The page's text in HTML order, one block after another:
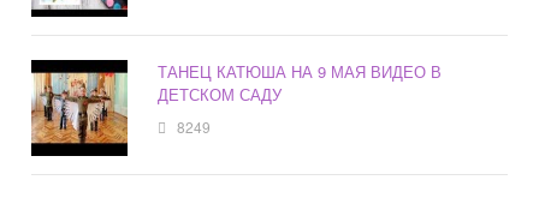
ТАНЕЦ КАТЮША НА 9 МАЯ ВИДЕО В
ДЕТСКОМ САДУ
8249